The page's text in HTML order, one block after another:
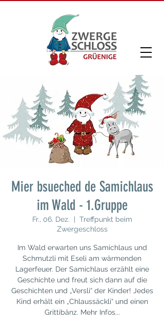
Mier bsueched de Samichlaus
im Wald - 1.Gruppe
Fr., 06. Dez.
Treffpunkt beim
Zwergeschloss
Im Wald erwarten uns Samichlaus und
Schmutzli mit Eseli am wärmenden
Lagerfeuer. Der Samichlaus erzählt eine
Geschichte und freut sich dann auf die
Geschichten und „Versli“ der Kinder! Jedes
Kind erhält ein „Chlaussäckli“ und einen
Grittibänz. Mehr Infos...